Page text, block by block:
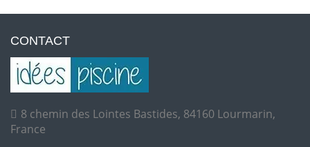
CONTACT
8 chemin des Lointes Bastides, 84160 Lourmarin,
France